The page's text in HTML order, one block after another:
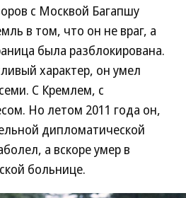
с Москвой Багапшу
в том, что он не враг, а
была разблокирована.
характер, он умел
С Кремлем, с
Но летом 2011 года он,
дипломатической
а вскоре умер в
больнице.